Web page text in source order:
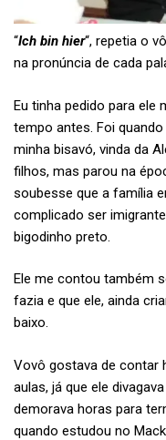
“Ich bin hier“, repetia o
na pronúncia de cada
Eu tinha pedido para ele
tempo antes. Foi
minha bisavó, vinda da
filhos, mas parou na
soubesse que a família
complicado ser
bigodinho preto.
Ele me contou também
fazia e que ele, ainda
baixo.
Vovô gostava de contar
aulas, já que ele
demorava horas para
quando estudou no